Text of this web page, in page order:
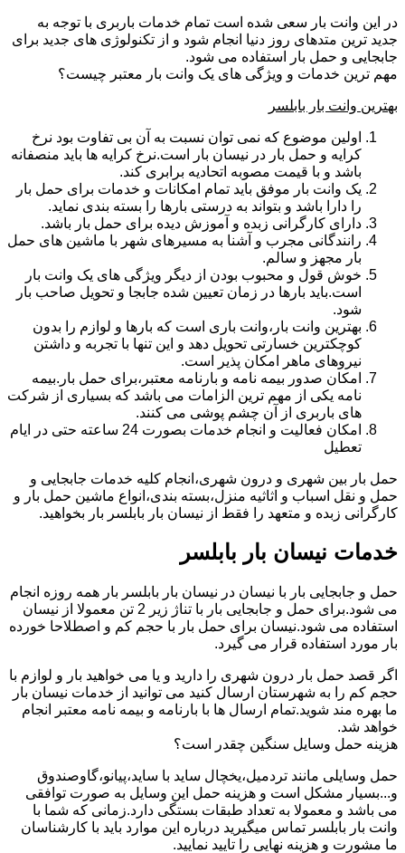
در این وانت بار سعی شده است تمام خدمات باربری با توجه به
جدید ترین متدهای روز دنیا انجام شود و از تکنولوژی های جدید برای
جابجایی و حمل بار استفاده می شود.
مهم ترین خدمات و ویژگی های یک وانت بار معتبر چیست؟
بهترین وانت بار بابلسر
اولین موضوع که نمی توان نسبت به آن بی تفاوت بود نرخ
کرایه و حمل بار در نیسان بار است.نرخ کرایه ها باید منصفانه
باشد و با قیمت مصوبه اتحادیه برابری کند.
یک وانت بار موفق باید تمام امکانات و خدمات برای حمل بار
را دارا باشد و بتواند به درستی بارها را بسته بندی نماید.
دارای کارگرانی زبده و آموزش دیده برای حمل بار باشد.
رانندگانی مجرب و آشنا به مسیرهای شهر با ماشین های حمل
بار مجهز و سالم.
خوش قول و محبوب بودن از دیگر ویژگی های یک وانت بار
است.باید بارها در زمان تعیین شده جابجا و تحویل صاحب بار
شود.
بهترین وانت بار،وانت باری است که بارها و لوازم را بدون
کوچکترین خسارتی تحویل دهد و این تنها با تجربه و داشتن
نیروهای ماهر امکان پذیر است.
امکان صدور بیمه نامه و بارنامه معتبر،برای حمل بار.بیمه
نامه یکی از مهم ترین الزامات می باشد که بسیاری از شرکت
های باربری از آن چشم پوشی می کنند.
امکان فعالیت و انجام خدمات بصورت 24 ساعته حتی در ایام
تعطیل
حمل بار بین شهری و درون شهری،انجام کلیه خدمات جابجایی و
حمل و نقل اسباب و اثاثیه منزل،بسته بندی،انواع ماشین حمل بار و
کارگرانی زبده و متعهد را فقط از نیسان بار بابلسر بار بخواهید.
خدمات نیسان بار بابلسر
حمل و جابجایی بار با نیسان در نیسان بار بابلسر بار همه روزه انجام
می شود.برای حمل و جابجایی بار با تناژ زیر 2 تن معمولا از نیسان
استفاده می شود.نیسان برای حمل بار با حجم کم و اصطلاحا خورده
بار مورد استفاده قرار می گیرد.
اگر قصد حمل بار درون شهری را دارید و یا می خواهید بار و لوازم با
حجم کم را به شهرستان ارسال کنید می توانید از خدمات نیسان بار
ما بهره مند شوید.تمام ارسال ها با بارنامه و بیمه نامه معتبر انجام
خواهد شد.
هزینه حمل وسایل سنگین چقدر است؟
حمل وسایلی مانند تردمیل،یخچال ساید با ساید،پیانو،گاوصندوق
و...بسیار مشکل است و هزینه حمل این وسایل به صورت توافقی
می باشد و معمولا به تعداد طبقات بستگی دارد.زمانی که شما با
وانت بار بابلسر تماس میگیرید درباره این موارد باید با کارشناسان
ما مشورت و هزینه نهایی را تایید نمایید.